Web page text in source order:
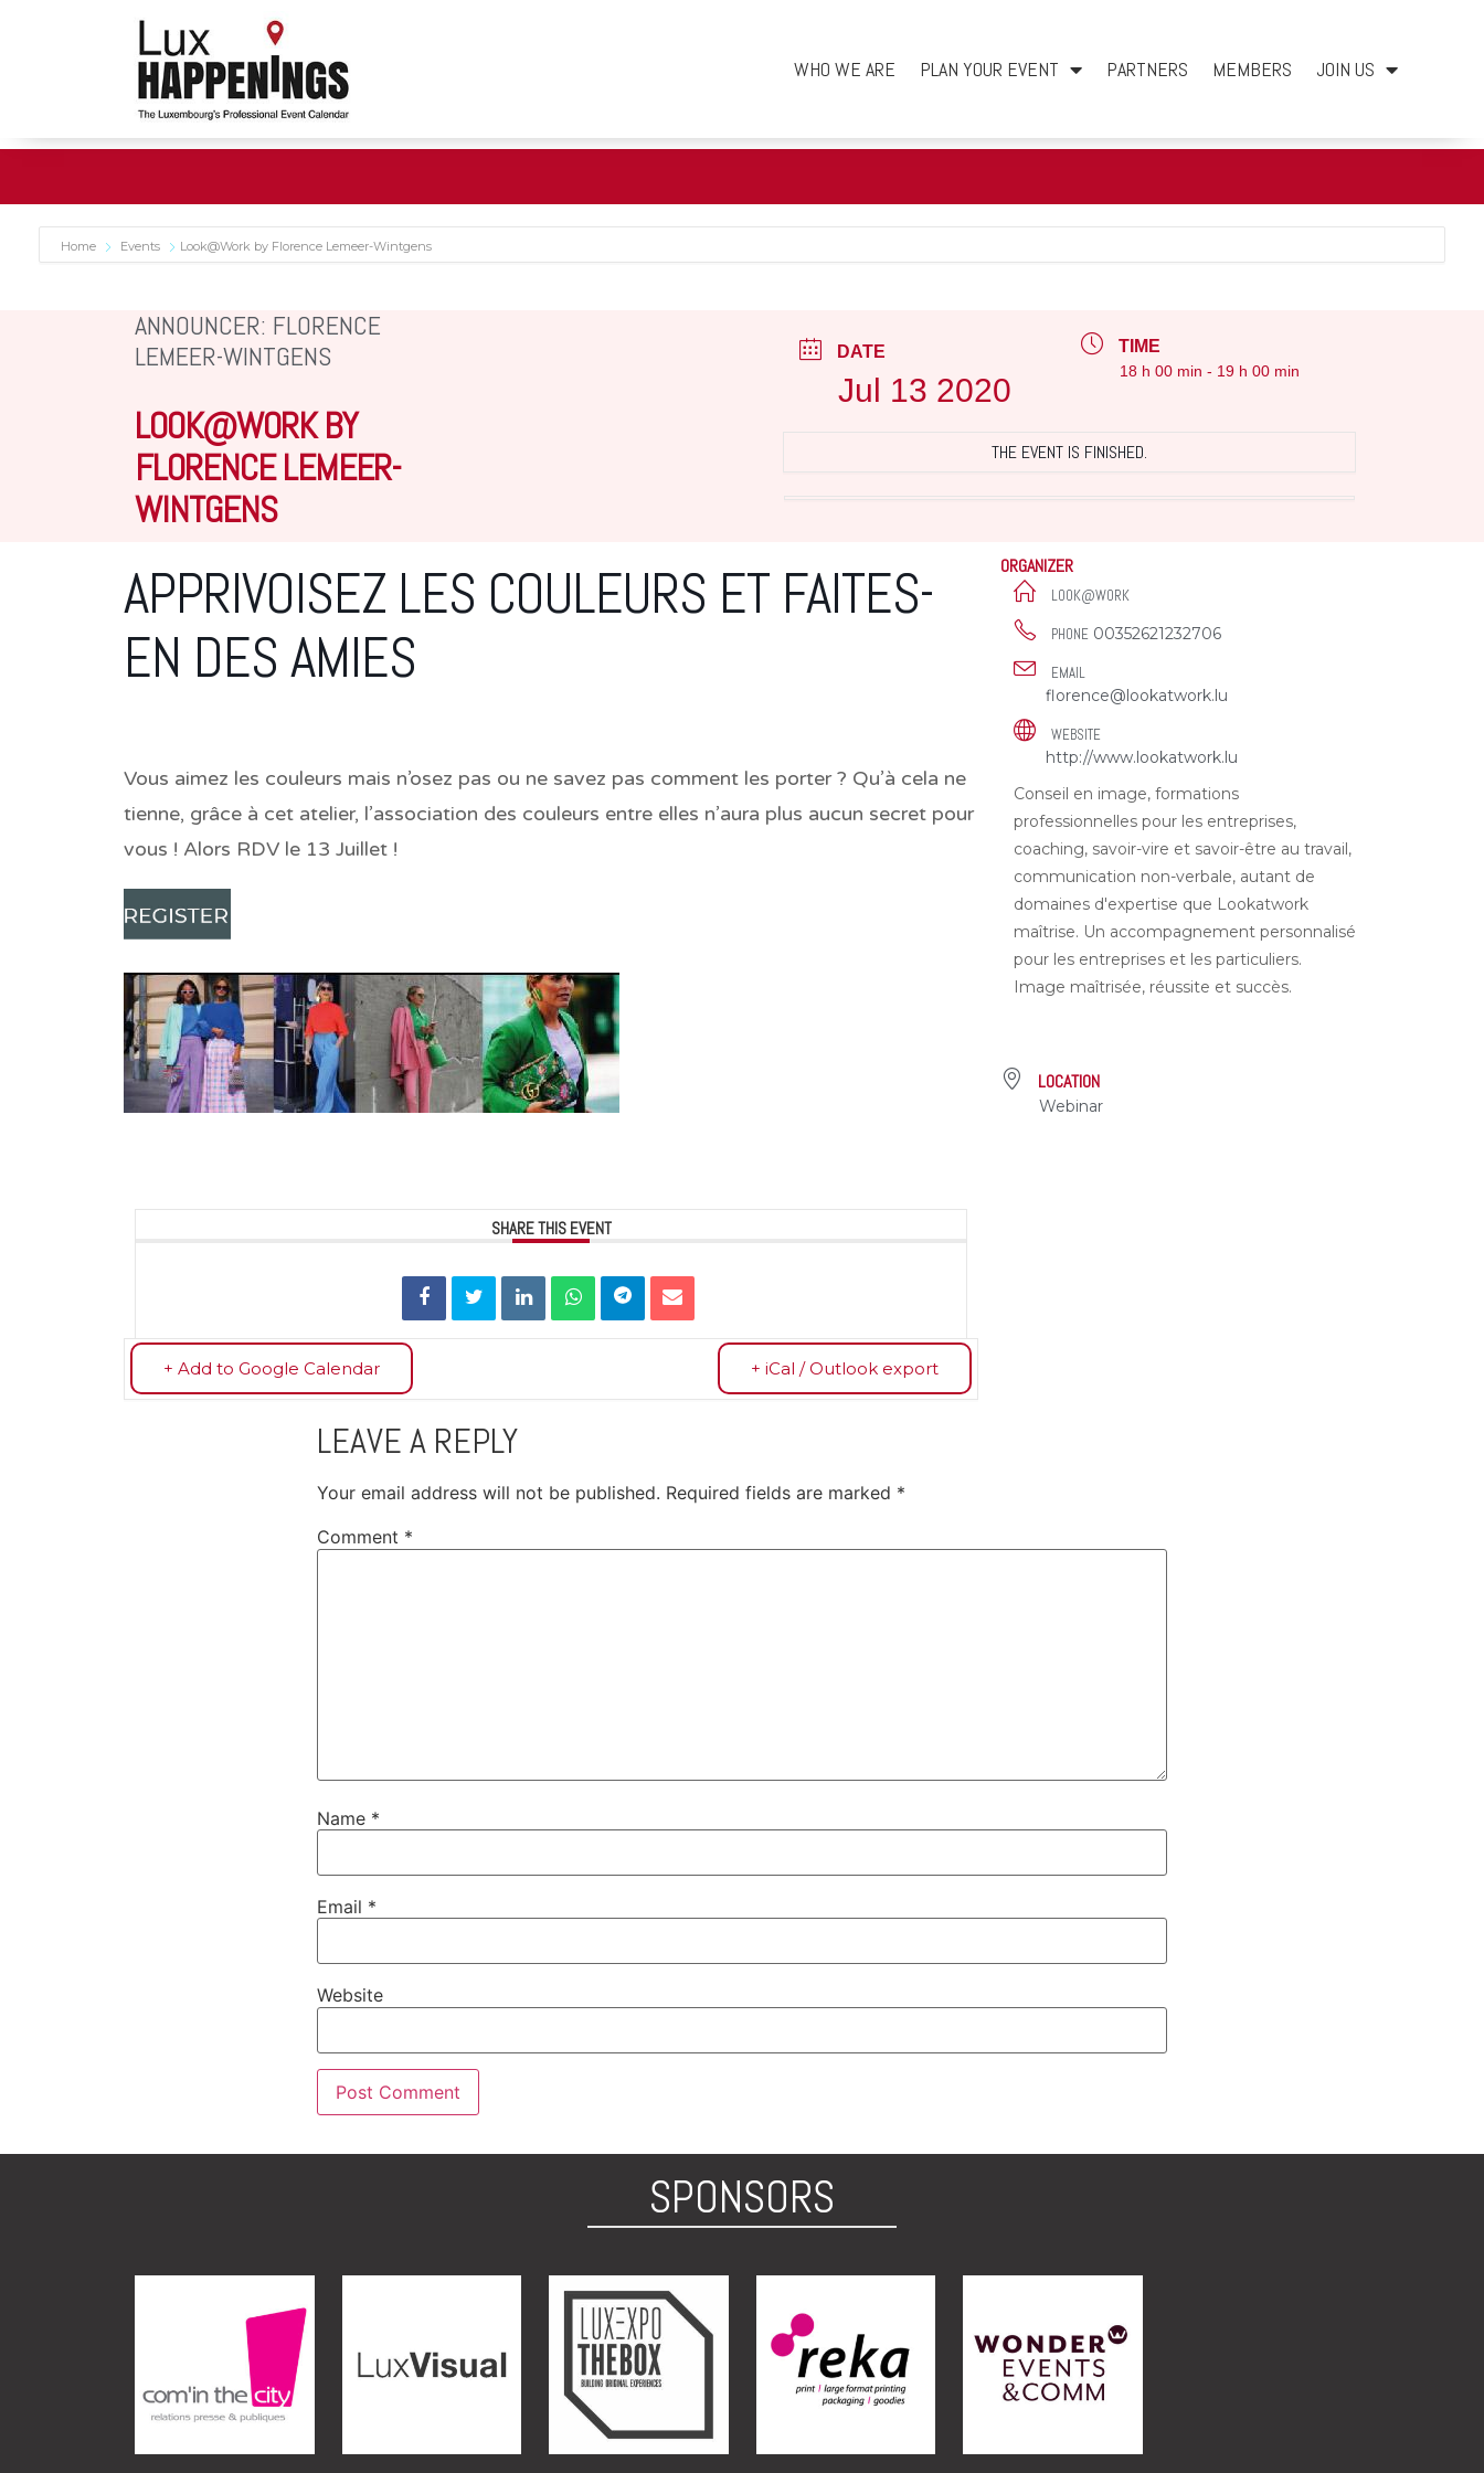
WHO WE ARE PLAN YOUR EVENT PARTNERS MEMBERS JOIN US
Home Events Look@Work by Florence Lemeer-Wintgens
ANNOUNCER: FLORENCE
LEMEER-WINTGENS
LOOK@WORK BY
FLORENCE LEMEER-
WINTGENS
DATE
Jul 13 2020
TIME
18 h 00 min - 19 h 00 min
THE EVENT IS FINISHED.
APPRIVOISEZ LES COULEURS ET FAITES-
EN DES AMIES
Vous aimez les couleurs mais n’osez pas ou ne savez pas comment les porter ? Qu’à cela ne
tienne, grâce à cet atelier, l’association des couleurs entre elles n’aura plus aucun secret pour
vous ! Alors RDV le 13 Juillet !
SHARE THIS EVENT
+ Add to Google Calendar + iCal / Outlook export
ORGANIZER
LOOK@WORK
PHONE 00352621232706
EMAIL
florence@lookatwork.lu
WEBSITE
http://www.lookatwork.lu
Conseil en image, formations
professionnelles pour les entreprises,
coaching, savoir-vire et savoir-être au travail,
communication non-verbale, autant de
domaines d'expertise que Lookatwork
maîtrise. Un accompagnement personnalisé
pour les entreprises et les particuliers.
Image maîtrisée, réussite et succès.
LOCATION
Webinar
LEAVE A REPLY
Your email address will not be published. Required fields are marked *
Comment *
Name *
Email *
Website
SPONSORS